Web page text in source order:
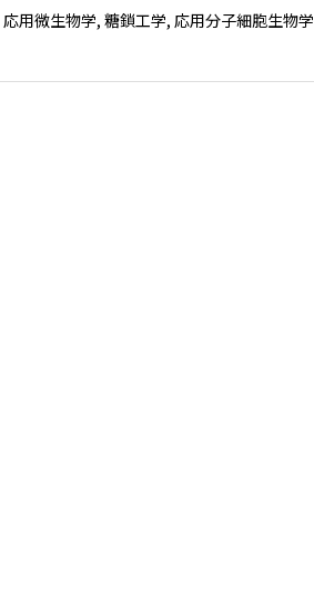
用微生物学, 糖鎖工学, 応用分子細胞生物学